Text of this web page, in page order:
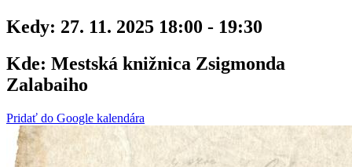
Kedy: 27. 11. 2025 18:00 - 19:30
Kde: Mestská knižnica Zsigmonda
Zalabaiho
Pridať do Google kalendára